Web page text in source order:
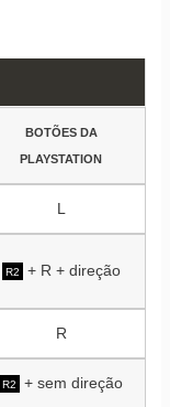
BOTÕES DA
PLAYSTATION
L
R2 + R + direção
R
R2 + sem direção